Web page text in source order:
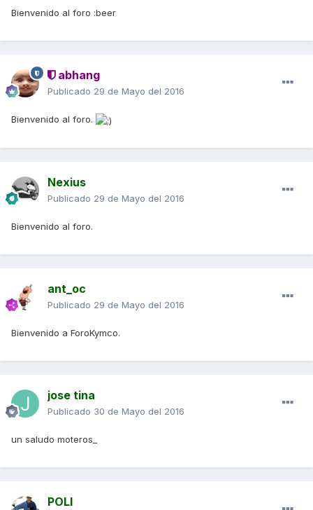
Bienvenido al foro :beer
abhang
Publicado 29 de Mayo del 2016
Bienvenido al foro.
Nexius
Publicado 29 de Mayo del 2016
Bienvenido al foro.
ant_oc
Publicado 29 de Mayo del 2016
Bienvenido a ForoKymco.
jose tina
Publicado 30 de Mayo del 2016
un saludo moteros_
POLI